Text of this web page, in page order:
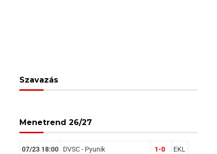
Szavazás
Menetrend 26/27
07/23 18:00 DVSC - Pyunik 1-0 EKL